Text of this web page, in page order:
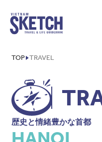
TOP TRAVEL
歴史と情緒豊かな首都